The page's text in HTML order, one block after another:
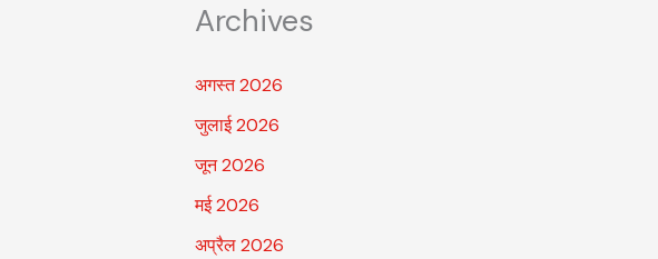
Archives
अगस्त 2026
जुलाई 2026
जून 2026
मई 2026
अप्रैल 2026